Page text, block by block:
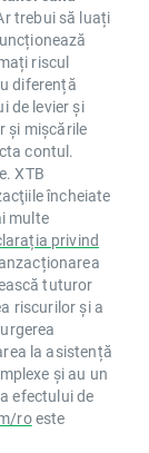
trebui să luați
riscul
diferență
de levier și
și mișcările
contul.
XTB
încheiate
multe
privind
tuturor
riscurilor și a
la asistență
și au un
efectului de
roeste